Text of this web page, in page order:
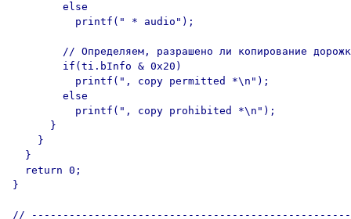
        else
          printf(" * audio");
// Определяем, разрашено ли копирование
        if(ti.bInfo & 0x20)
          printf(", copy permitted *\n");
        else
          printf(", copy prohibited *\n");
      }
    }
  }
  return 0;
}
// ---------------------------------------------------